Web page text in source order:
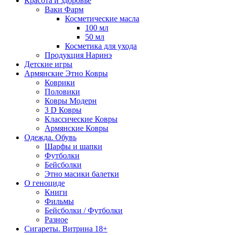
Ваки Фарм
Косметические масла
100 мл
50 мл
Косметика для ухода
Продукция Наринэ
Детские игры
Армянские Этно Ковры
Коврики
Половики
Ковры Модерн
3 D Ковры
Классические Ковры
Армянские Ковры
Одежда. Обувь
Шарфы и шапки
Футболки
Бейсболки
Этно масики балетки
О геноциде
Книги
Фильмы
Бейсболки / Футболки
Разное
Сигареты. Витрина 18+